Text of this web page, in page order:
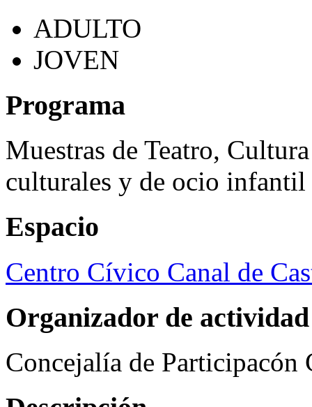
ADULTO
JOVEN
Programa
Muestras de Teatro,
culturales y de ocio infantil
Espacio
Centro Cívico Canal de
Organizador de actividad
Concejalía de Participacón